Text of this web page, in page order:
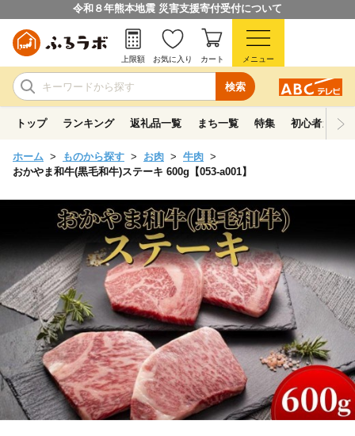
令和８年熊本地震 災害支援寄付受付について
検索
上限額 お気に入り カート メニュー
トップ ランキング 返礼品一覧 まち一覧 特集 初心者ガイド
ホーム ものから探す お肉
牛肉
おかやま和牛(黒毛和牛)ステーキ 600g【053-a001】